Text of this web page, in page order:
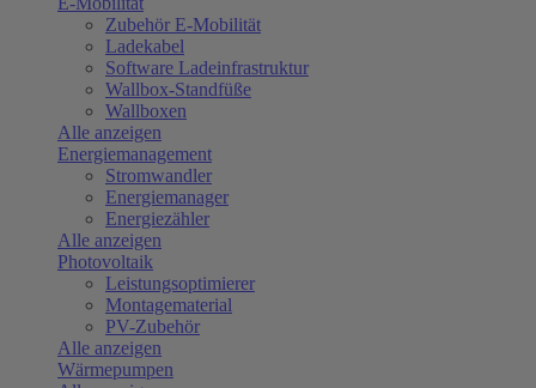
Zubehör E-Mobilität
Ladekabel
Software Ladeinfrastruktur
Wallbox-Standfüße
Wallboxen
Alle anzeigen
Energiemanagement
Stromwandler
Energiemanager
Energiezähler
Alle anzeigen
Photovoltaik
Leistungsoptimierer
Montagematerial
PV-Zubehör
Alle anzeigen
Wärmepumpen